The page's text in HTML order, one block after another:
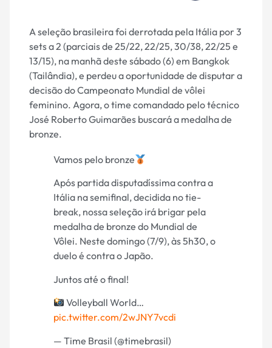
A seleção brasileira foi derrotada pela Itália por 3
sets a 2 (parciais de 25/22, 22/25, 30/38, 22/25 e
13/15), na manhã deste sábado (6) em Bangkok
(Tailândia), e perdeu a oportunidade de disputar a
decisão do Campeonato Mundial de vôlei
feminino. Agora, o time comandado pelo técnico
José Roberto Guimarães buscará a medalha de
bronze.
Vamos pelo bronze
Após partida disputadíssima contra a
Itália na semifinal, decidida no tie-
break, nossa seleção irá brigar pela
medalha de bronze do Mundial de
Vôlei. Neste domingo (7/9), às 5h30, o
duelo é contra o Japão.
Juntos até o final!
Volleyball World…
pic.twitter.com/2wJNY7vcdi
— Time Brasil (@timebrasil)